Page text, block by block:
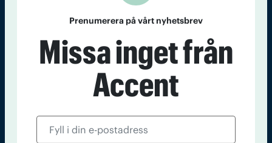
Kontakt Om Tidningen Tidningsarkiv In English
Läs tidigare
Accent
Prenumerera på vårt nyhetsbrev
Missa inget från
Accent